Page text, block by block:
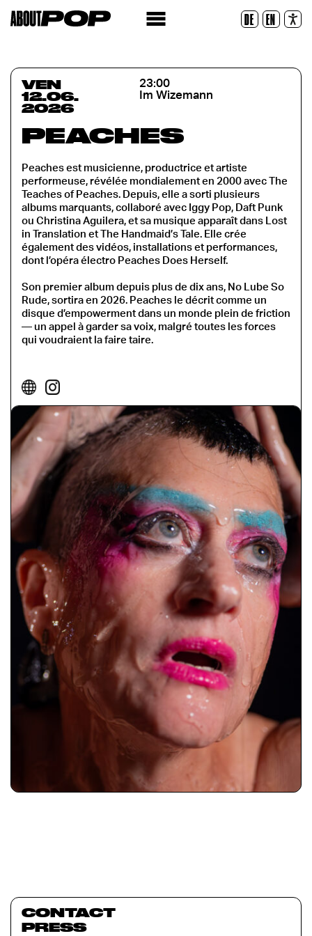
DE EN
Réinitialiser
VEN
12.06.
2026
23:00
Im Wizemann
PEACHES
Peaches est musicienne, productrice et artiste
performeuse, révélée mondialement en 2000 avec The
Teaches of Peaches. Depuis, elle a sorti plusieurs
albums marquants, collaboré avec Iggy Pop, Daft Punk
ou Christina Aguilera, et sa musique apparaît dans Lost
in Translation et The Handmaid’s Tale. Elle crée
également des vidéos, installations et performances,
dont l’opéra électro Peaches Does Herself.
Son premier album depuis plus de dix ans, No Lube So
Rude, sortira en 2026. Peaches le décrit comme un
disque d’empowerment dans un monde plein de friction
— un appel à garder sa voix, malgré toutes les forces
qui voudraient la faire taire.
CONTACT
PRESS